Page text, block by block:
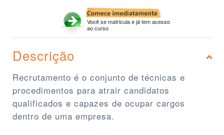
Você se matricula e já tem acesso
ao curso
Descrição
Recrutamento é o conjunto de técnicas e
procedimentos para atrair candidatos
qualificados e capazes de ocupar cargos
dentro de uma empresa.